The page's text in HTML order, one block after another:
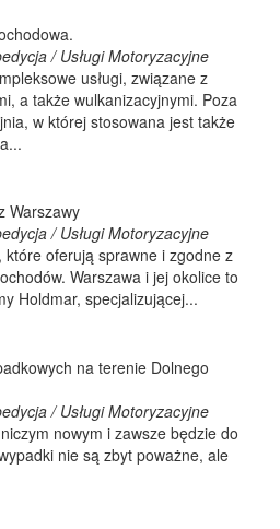
/ Usługi Motoryzacyjne
usługi, związane z
a także wulkanizacyjnymi. Poza
w której stosowana jest także
Warszawy
/ Usługi Motoryzacyjne
oferują sprawne i zgodne z
Warszawa i jej okolice to
Holdmar, specjalizującej...
na terenie Dolnego
/ Usługi Motoryzacyjne
nowym i zawsze będzie do
nie są zbyt poważne, ale